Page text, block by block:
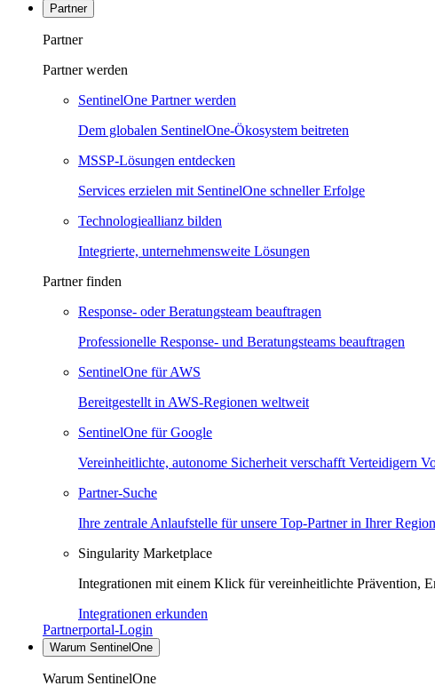
Partner
Partner
Partner werden
SentinelOne Partner werden
Dem globalen SentinelOne-Ökosystem beitreten
MSSP-Lösungen entdecken
Services erzielen mit SentinelOne schneller Erfolge
Technologieallianz bilden
Integrierte, unternehmensweite Lösungen
Partner finden
Response- oder Beratungsteam beauftragen
Professionelle Response- und Beratungsteams beauftragen
SentinelOne für AWS
Bereitgestellt in AWS-Regionen weltweit
SentinelOne für Google
Vereinheitlichte, autonome Sicherheit verschafft Verteidigern
Partner-Suche
Ihre zentrale Anlaufstelle für unsere Top-Partner in Ihrer Region
Singularity Marketplace
Integrationen mit einem Klick für vereinheitlichte Prävention,
Integrationen erkunden
Partnerportal-Login
Warum SentinelOne
Warum SentinelOne